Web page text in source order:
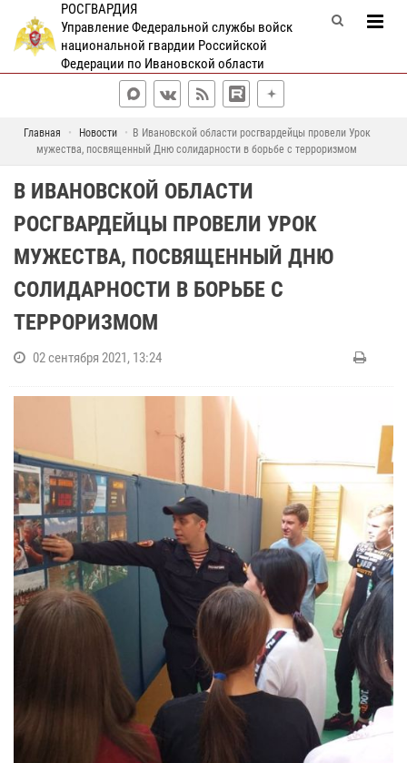
РОСГВАРДИЯ
Управление Федеральной службы войск
национальной гвардии Российской
Федерации по Ивановской области
Главная Новости
В Ивановской области росгвардейцы провели Урок
мужества, посвященный Дню солидарности в борьбе с терроризмом
В ИВАНОВСКОЙ ОБЛАСТИ
РОСГВАРДЕЙЦЫ ПРОВЕЛИ УРОК
МУЖЕСТВА, ПОСВЯЩЕННЫЙ ДНЮ
СОЛИДАРНОСТИ В БОРЬБЕ С
ТЕРРОРИЗМОМ
02 сентября 2021, 13:24